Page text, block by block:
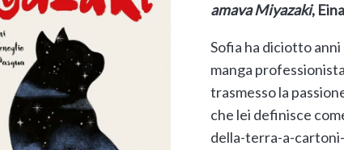
amava Miyazaki,
Sofia ha diciotto
manga
trasmesso la
che lei definisce
della-terra-a-